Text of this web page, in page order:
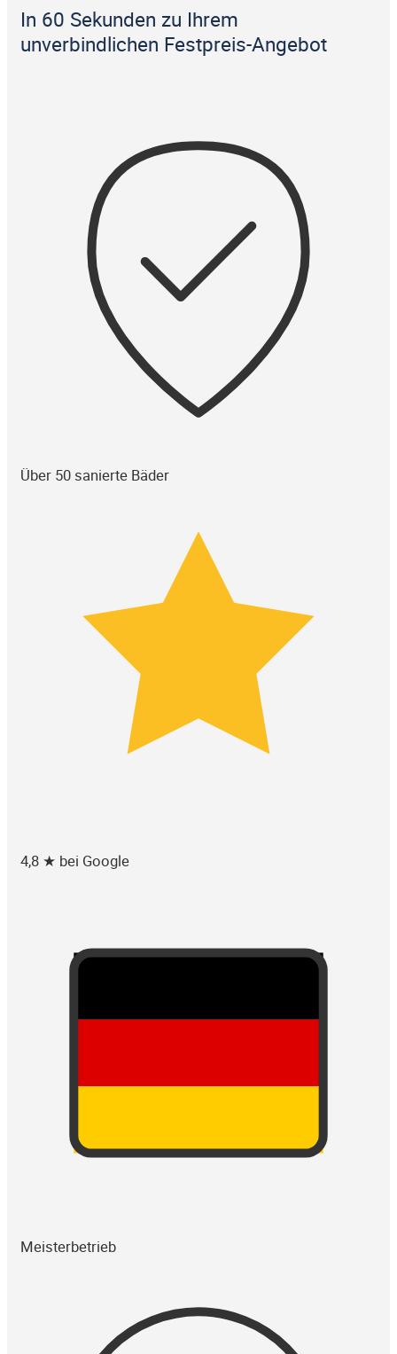
In 60 Sekunden zu Ihrem
unverbindlichen Festpreis-Angebot
Über 50 sanierte Bäder
4,8 ★ bei Google
Meisterbetrieb